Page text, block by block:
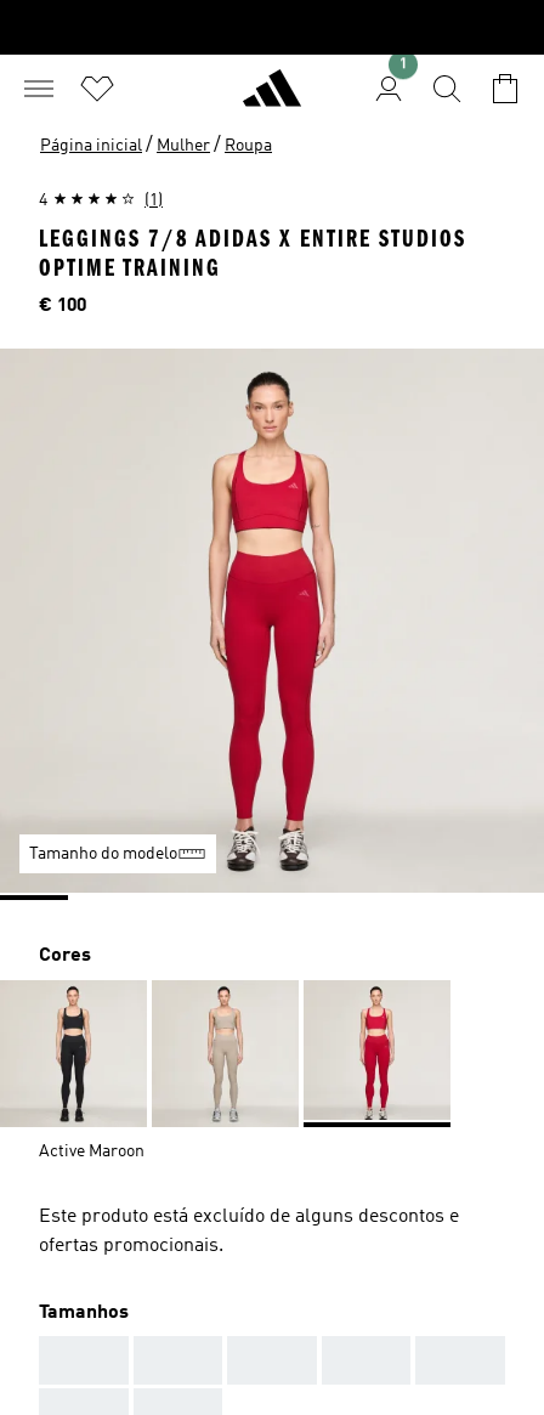
1
Página inicial / Mulher / Roupa
4 (1)
LEGGINGS 7/8 ADIDAS X ENTIRE STUDIOS
OPTIME TRAINING
Preço
€ 100
Tamanho do modelo
Cores
Active Maroon
Este produto está excluído de alguns descontos e
ofertas promocionais.
Tamanhos